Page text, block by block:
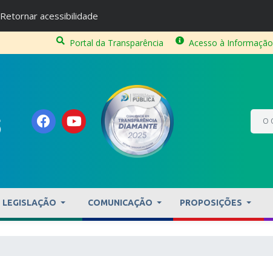
Retornar acessibilidade
Portal da Transparência Acesso à Informação
LEGISLAÇÃO COMUNICAÇÃO PROPOSIÇÕES